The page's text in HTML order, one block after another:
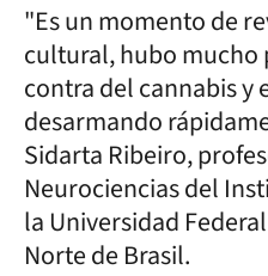
"Es un momento de
cultural, hubo mucho
contra del cannabis y
desarmando
Sidarta Ribeiro,
Neurociencias del
la Universidad
Norte de Brasil.